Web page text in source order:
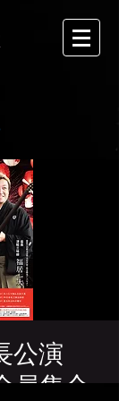
公演
員集合